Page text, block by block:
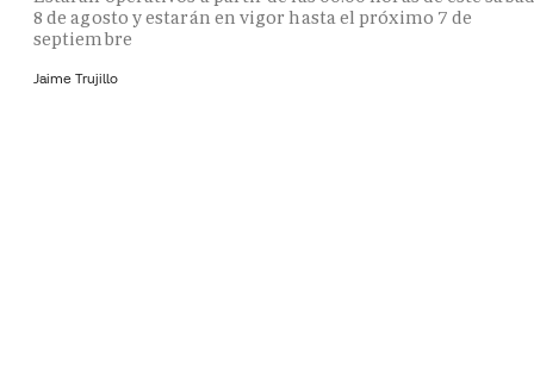
8 de agosto y estarán en vigor hasta el próximo 7 de
septiembre
Jaime Trujillo